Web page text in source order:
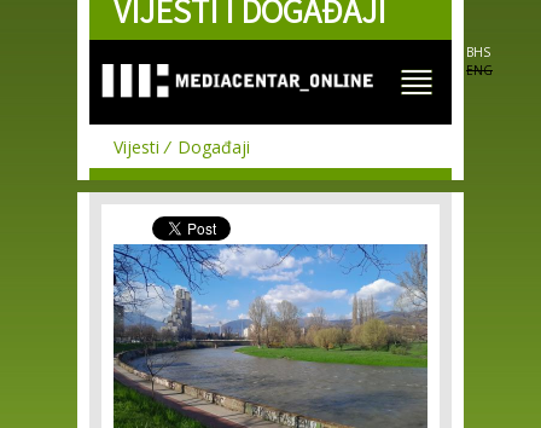
Skip to
main
VIJESTI I DOGAĐAJI
BHS
ENG
Vijesti Događaji